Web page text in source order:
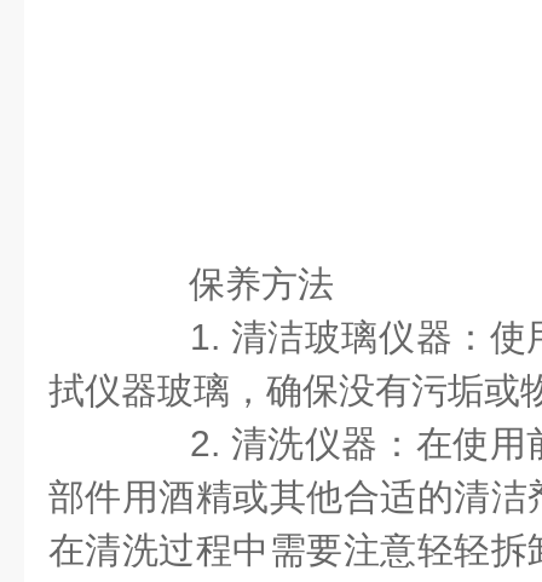
保养方法
1. 清洁玻璃仪器：使
拭仪器玻璃，确保没有污垢或
2. 清洗仪器：在使用
部件用酒精或其他合适的清
在清洗过程中需要注意轻轻